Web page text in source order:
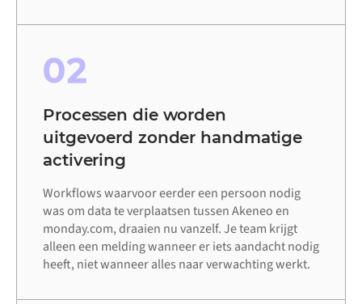
02
Processen die worden
uitgevoerd zonder handmatige
activering
Workflows waarvoor eerder een persoon nodig
was om data te verplaatsen tussen Akeneo en
monday.com, draaien nu vanzelf. Je team krijgt
alleen een melding wanneer er iets aandacht nodig
heeft, niet wanneer alles naar verwachting werkt.